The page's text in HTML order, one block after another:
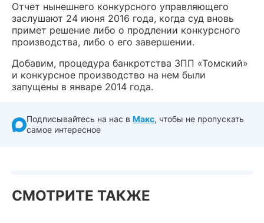
Отчет нынешнего конкурсного управляющего
заслушают 24 июня 2016 года, когда суд вновь
примет решение либо о продлении конкурсного
производства, либо о его завершении.
Добавим, процедура банкротства ЗПП «Томский»
и конкурсное производство на нем были
запущены в январе 2014 года.
Подписывайтесь на нас в Макс, чтобы не пропускать
самое интересное
СМОТРИТЕ ТАКЖЕ